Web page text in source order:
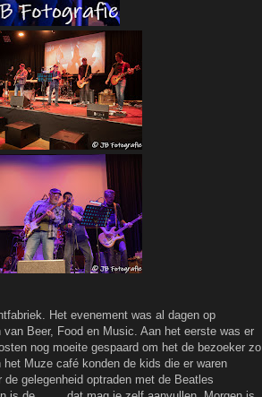
Het evenement was al dagen op
Beer, Food en Music. Aan het eerste was er
nog moeite gespaard om het de bezoeker zo
Muze café konden de kids die er waren
gelegenheid optraden met de Beatles